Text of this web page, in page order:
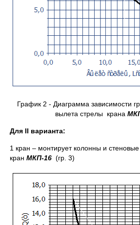
График 2 - Диаграмма зависимости
вылета стрелы крана
Для II варианта:
1 кран – монтирует колонны и
кран МКП-16 (гр. 3)